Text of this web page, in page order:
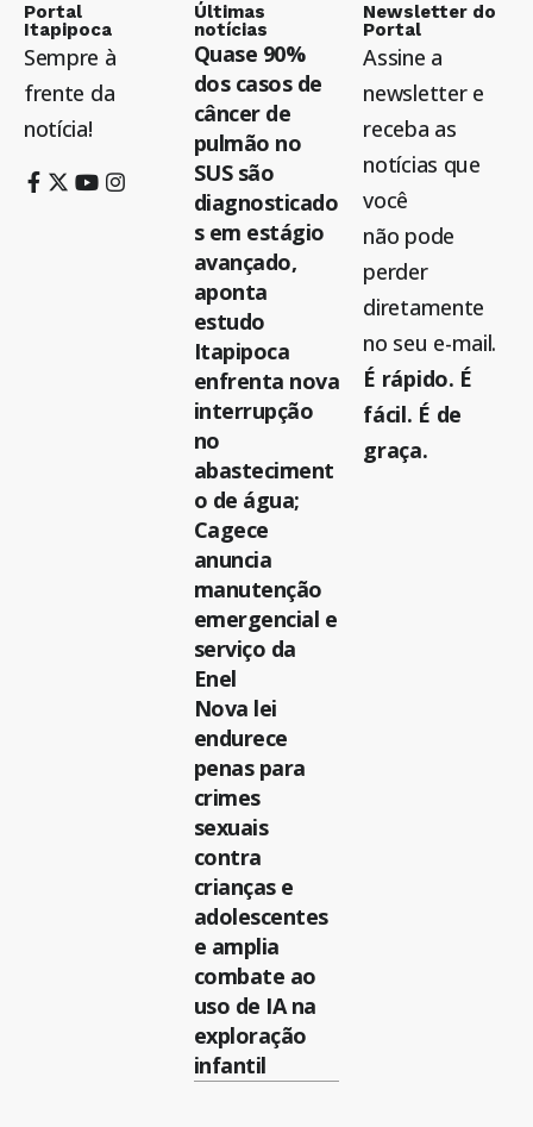
Portal
Itapipoca
Sempre à
frente da
notícia!
Últimas
notícias
Quase 90%
dos casos de
câncer de
pulmão no
SUS são
diagnosticado
s em estágio
avançado,
aponta
estudo
Itapipoca
enfrenta nova
interrupção
no
abasteciment
o de água;
Cagece
anuncia
manutenção
emergencial e
serviço da
Enel
Nova lei
endurece
penas para
crimes
sexuais
contra
crianças e
adolescentes
e amplia
combate ao
uso de IA na
exploração
infantil
Newsletter do
Portal
Assine a
newsletter e
receba as
notícias que
você
não pode
perder
diretamente
no seu e-mail.
É rápido. É
fácil. É de
graça.